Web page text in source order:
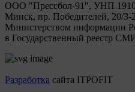
ООО "Прессбол-91", УНП
Минск, пр. Победителей, 20/3-
Министерством информации
в Государственный реестр
Разработка сайта ITPOFIT